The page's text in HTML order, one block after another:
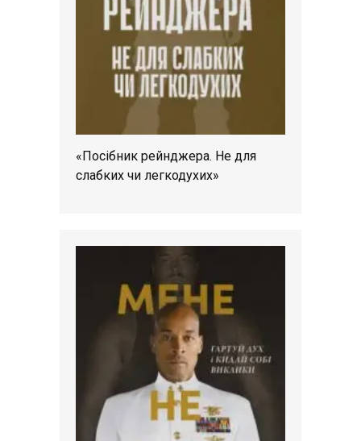
«Посібник рейнджера. Не для
слабких чи легкодухих»